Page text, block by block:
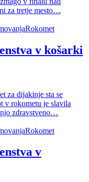
za tretje mesto…
Rokomet
v košarki
za dijakinje sta se
v rokometu je slavila
zdravstveno…
Rokomet
v